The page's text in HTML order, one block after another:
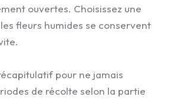
ouvertes. Choisissez une
fleurs humides se conservent
pour ne jamais
de récolte selon la partie